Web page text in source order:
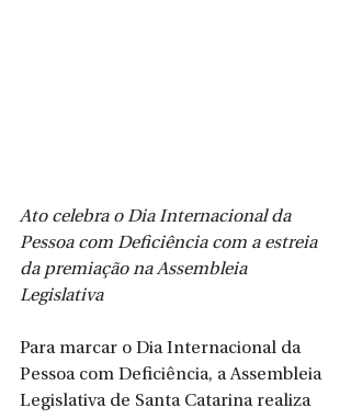
Ato celebra o Dia Internacional da
Pessoa com Deficiência com a estreia
da premiação na Assembleia
Legislativa
Para marcar o Dia Internacional da
Pessoa com Deficiência, a Assembleia
Legislativa de Santa Catarina realiza